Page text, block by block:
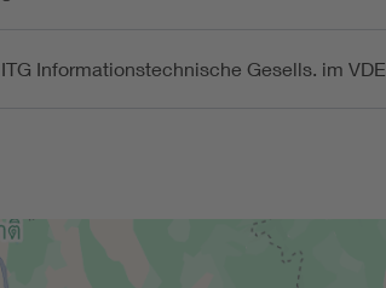
ITG Informationstechnische Gesells. im VDE